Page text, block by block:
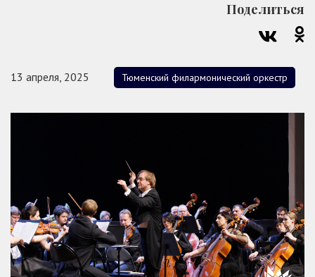
Поделиться
13 апреля, 2025 Тюменский филармонический оркестр